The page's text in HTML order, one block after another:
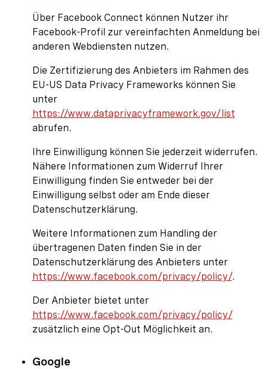
Über Facebook Connect können Nutzer ihr
Facebook-Profil zur vereinfachten Anmeldung bei
anderen Webdiensten nutzen.
Die Zertifizierung des Anbieters im Rahmen des
EU-US Data Privacy Frameworks können Sie
unter
https://www.dataprivacyframework.gov/list
abrufen.
Ihre Einwilligung können Sie jederzeit widerrufen.
Nähere Informationen zum Widerruf Ihrer
Einwilligung finden Sie entweder bei der
Einwilligung selbst oder am Ende dieser
Datenschutzerklärung.
Weitere Informationen zum Handling der
übertragenen Daten finden Sie in der
Datenschutzerklärung des Anbieters unter
https://www.facebook.com/privacy/policy/.
Der Anbieter bietet unter
https://www.facebook.com/privacy/policy/
zusätzlich eine Opt-Out Möglichkeit an.
Google